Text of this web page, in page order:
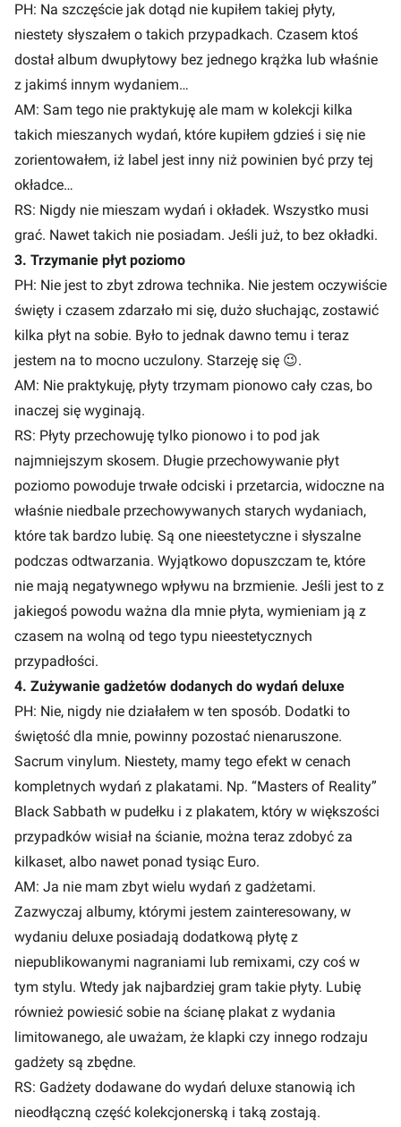
PH: Na szczęście jak dotąd nie kupiłem takiej płyty,
niestety słyszałem o takich przypadkach. Czasem ktoś
dostał album dwupłytowy bez jednego krążka lub właśnie
z jakimś innym wydaniem…
AM: Sam tego nie praktykuję ale mam w kolekcji kilka
takich mieszanych wydań, które kupiłem gdzieś i się nie
zorientowałem, iż label jest inny niż powinien być przy tej
okładce…
RS: Nigdy nie mieszam wydań i okładek. Wszystko musi
grać. Nawet takich nie posiadam. Jeśli już, to bez okładki.
3. Trzymanie płyt poziomo
PH: Nie jest to zbyt zdrowa technika. Nie jestem oczywiście
święty i czasem zdarzało mi się, dużo słuchając, zostawić
kilka płyt na sobie. Było to jednak dawno temu i teraz
jestem na to mocno uczulony. Starzeję się 😉.
AM: Nie praktykuję, płyty trzymam pionowo cały czas, bo
inaczej się wyginają.
RS: Płyty przechowuję tylko pionowo i to pod jak
najmniejszym skosem. Długie przechowywanie płyt
poziomo powoduje trwałe odciski i przetarcia, widoczne na
właśnie niedbale przechowywanych starych wydaniach,
które tak bardzo lubię. Są one nieestetyczne i słyszalne
podczas odtwarzania. Wyjątkowo dopuszczam te, które
nie mają negatywnego wpływu na brzmienie. Jeśli jest to z
jakiegoś powodu ważna dla mnie płyta, wymieniam ją z
czasem na wolną od tego typu nieestetycznych
przypadłości.
4. Zużywanie gadżetów dodanych do wydań deluxe
PH: Nie, nigdy nie działałem w ten sposób. Dodatki to
świętość dla mnie, powinny pozostać nienaruszone.
Sacrum vinylum. Niestety, mamy tego efekt w cenach
kompletnych wydań z plakatami. Np. “Masters of Reality”
Black Sabbath w pudełku i z plakatem, który w większości
przypadków wisiał na ścianie, można teraz zdobyć za
kilkaset, albo nawet ponad tysiąc Euro.
AM: Ja nie mam zbyt wielu wydań z gadżetami.
Zazwyczaj albumy, którymi jestem zainteresowany, w
wydaniu deluxe posiadają dodatkową płytę z
niepublikowanymi nagraniami lub remixami, czy coś w
tym stylu. Wtedy jak najbardziej gram takie płyty. Lubię
również powiesić sobie na ścianę plakat z wydania
limitowanego, ale uważam, że klapki czy innego rodzaju
gadżety są zbędne.
RS: Gadżety dodawane do wydań deluxe stanowią ich
nieodłączną część kolekcjonerską i taką zostają.